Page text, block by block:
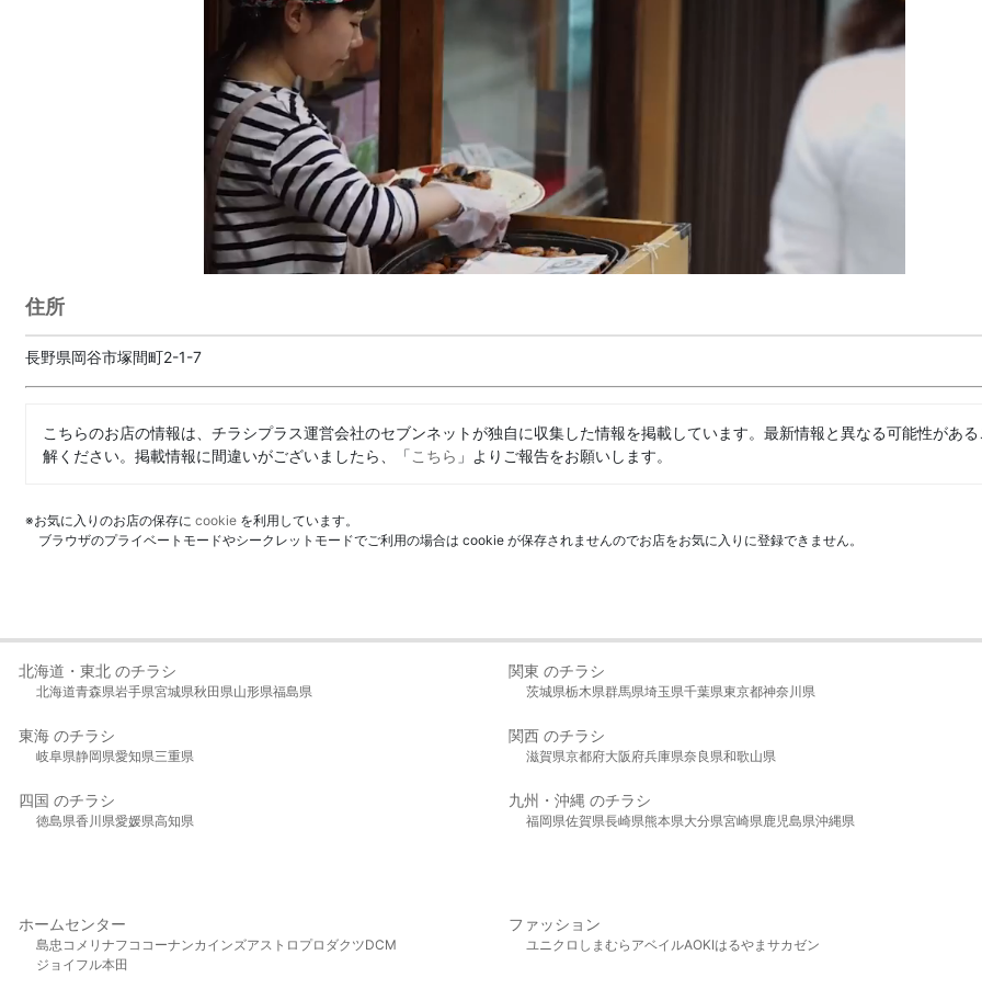
住所
長野県岡谷市塚間町2-1-7
こちらのお店の情報は、チラシプラス運営会社のセブンネットが独自に収集した情報を掲載しています。最新情報と異なる可能性があ
解ください。掲載情報に間違いがございましたら、「こちら 」よりご報告をお願いします。
※お気に入りのお店の保存に cookie を利用しています。
ブラウザのプライベートモードやシークレットモードでご利用の場合は cookie が保存されませんのでお店をお気に入りに登録できません。
北海道・東北 のチラシ
北海道青森県岩手県宮城県秋田県山形県福島県
関東 のチラシ
茨城県栃木県群馬県埼玉県千葉県東京都神奈川県
東海 のチラシ
岐阜県静岡県愛知県三重県
関西 のチラシ
滋賀県京都府大阪府兵庫県奈良県和歌山県
四国 のチラシ
徳島県香川県愛媛県高知県
九州・沖縄 のチラシ
福岡県佐賀県長崎県熊本県大分県宮崎県鹿児島県沖縄県
ホームセンター
島忠 コメリ ナフコ コーナンカインズアストロプロダクツDCM
ジョイフル本田
ファッション
ユニクロ しまむら アベイルAOKIはるやま サカゼン